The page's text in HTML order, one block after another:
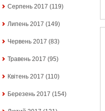
Серпень 2017 (119)
Липень 2017 (149)
Червень 2017 (83)
Травень 2017 (95)
Квітень 2017 (110)
Березень 2017 (154)